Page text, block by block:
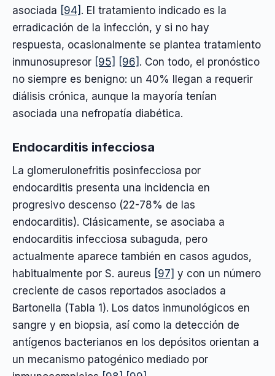
asociada [94] . El tratamiento indicado es la
erradicación de la infección, y si no hay
respuesta, ocasionalmente se plantea tratamiento
inmunosupresor [95] [96] . Con todo, el pronóstico
no siempre es benigno: un 40% llegan a requerir
diálisis crónica, aunque la mayoría tenían
asociada una nefropatía diabética.
Endocarditis infecciosa
La glomerulonefritis posinfecciosa por
endocarditis presenta una incidencia en
progresivo descenso (22-78% de las
endocarditis). Clásicamente, se asociaba a
endocarditis infecciosa subaguda, pero
actualmente aparece también en casos agudos,
habitualmente por S. aureus [97] y con un número
creciente de casos reportados asociados a
Bartonella (Tabla 1). Los datos inmunológicos en
sangre y en biopsia, así como la detección de
antígenos bacterianos en los depósitos orientan a
un mecanismo patogénico mediado por